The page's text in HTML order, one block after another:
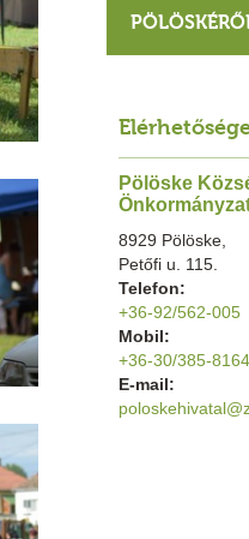
Pölöske
8929 Pölöske,
Petőfi u. 115.
Telefon:
+36-92/562-005
Mobil:
+36-30/385-8164
E-mail: